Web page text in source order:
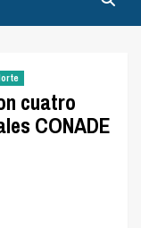
cuatro
CONADE